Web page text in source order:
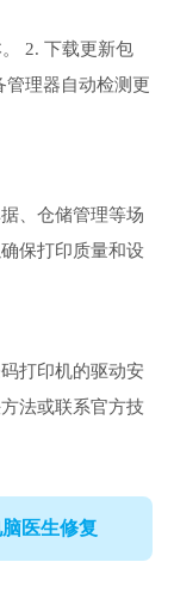
2. 下载更新包
管理器自动检测更
、仓储管理等场
保打印质量和设
打印机的驱动安
法或联系官方技
医生修复